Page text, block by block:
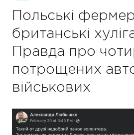
Польські
британські
Правда про
потрощених
військових